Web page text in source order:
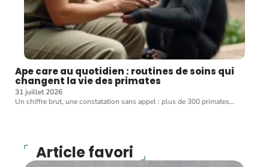
Ape care au quotidien : routines de soins qui
changent la vie des primates
31 juillet 2026
Un chiffre brut, une constatation sans appel : plus de 300 primates…
Article favori